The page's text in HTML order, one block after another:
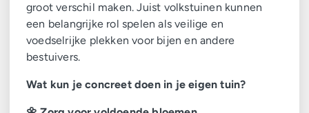
groot verschil maken. Juist volkstuinen kunnen
een belangrijke rol spelen als veilige en
voedselrijke plekken voor bijen en andere
bestuivers.
Wat kun je concreet doen in je eigen tuin?